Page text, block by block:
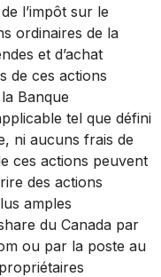
l’impôt sur le
ordinaires de la
et d’achat
de ces actions
Banque
tel que défini
ni aucuns frais de
ces actions peuvent
des actions
amples
du Canada par
ou par la poste au